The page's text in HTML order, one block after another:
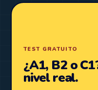
TEST GRATUITO
¿A1, B2 o
nivel real.